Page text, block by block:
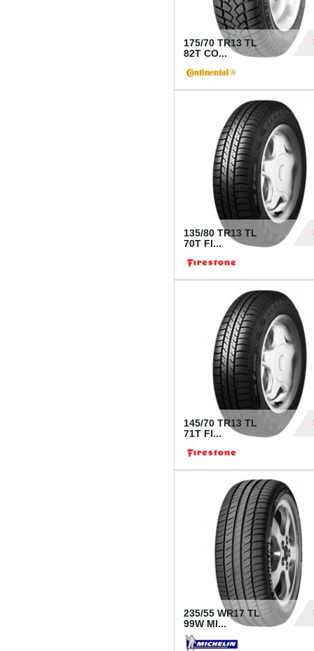
175/70 TR13 TL
82T CO...
135/80 TR13 TL
70T FI...
145/70 TR13 TL
71T FI...
235/55 WR17 TL
99W MI...